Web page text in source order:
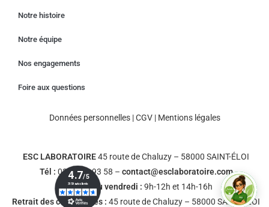
Notre histoire
Notre équipe
Nos engagements
Foire aux questions
Données personnelles|CGV| Mentions légales
ESC LABORATOIRE45 route de Chaluzy – 58000 SAINT-ÉLOI
Tél : 03 86 36 93 58 – contact@esclaboratoire.com
Du lundi au vendredi : 9h-12h et 14h-16h
Retrait des commandes :45 route de Chaluzy – 58000 SAINT-ÉLOI